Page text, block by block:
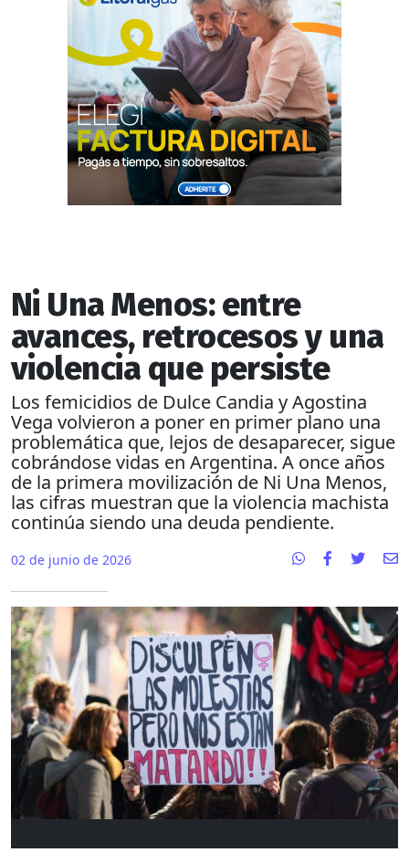
Ni Una Menos: entre
avances, retrocesos y una
violencia que persiste
Los femicidios de Dulce Candia y Agostina
Vega volvieron a poner en primer plano una
problemática que, lejos de desaparecer, sigue
cobrándose vidas en Argentina. A once años
de la primera movilización de Ni Una Menos,
las cifras muestran que la violencia machista
continúa siendo una deuda pendiente.
02 de junio de 2026